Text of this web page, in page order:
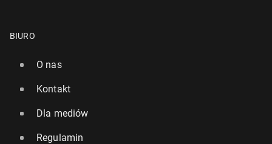
BIURO
O nas
Kontakt
Dla mediów
Regulamin